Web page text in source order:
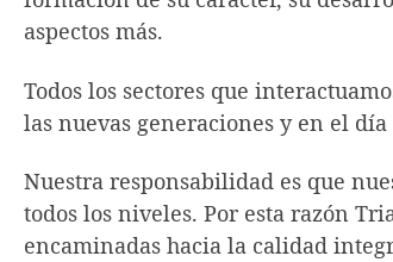
aspectos más.
Todos los sectores que
las nuevas generaciones y en el
Nuestra responsabilidad es que
todos los niveles. Por esta razón
encaminadas hacia la calidad